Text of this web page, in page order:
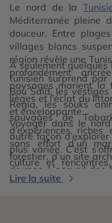
Le nord de la
Méditerranée pleine
douceur. Entre
villages blancs
région révèle une
profondément
paysages marient la
lièges et l’éclat du
et enveloppante.
À seulement
tunisien surprend
Bou Saïd, les
Regia, les souks
sauvages de
d’expériences
sans effort d’un
forestier, d’un site
de mer. L’accueil
donne à chaque
Voyager dans le
autre façon
plus variée. C’est
culture et
fréquentée mais
Lire la suite